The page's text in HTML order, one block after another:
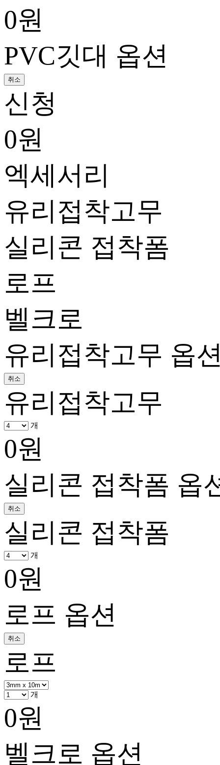
0원
PVC깃대 옵션
취소
신청
0원
엑세서리
유리접착고무
실리콘 접착폼
로프
벨크로
유리접착고무 옵
취소
유리접착고무
개
0원
실리콘 접착폼 옵
취소
실리콘 접착폼
개
0원
로프 옵션
취소
로프
개
0원
벨크로 옵션